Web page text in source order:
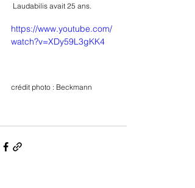
Laudabilis avait 25 ans.
https://www.youtube.com/
watch?v=XDy59L3gKK4
crédit photo : Beckmann